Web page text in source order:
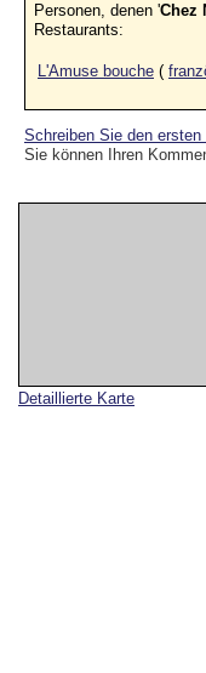
Detaillierte Karte
Personen, denen 'Chez
Restaurants:
L'Amuse bouche (
Schreiben Sie den
Sie können Ihren